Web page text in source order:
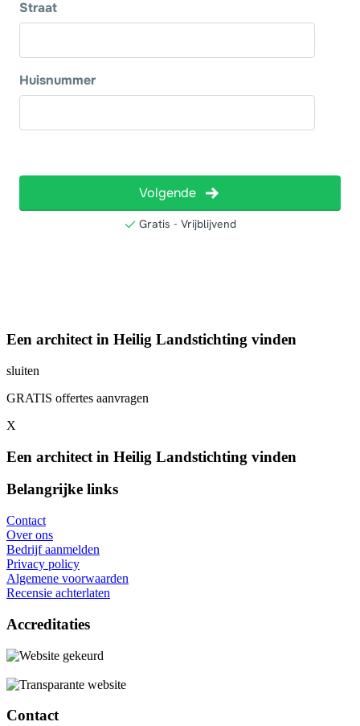
Een architect in Heilig Landstichting vinden
sluiten
GRATIS offertes aanvragen
X
Een architect in Heilig Landstichting vinden
Belangrijke links
Contact
Over ons
Bedrijf aanmelden
Privacy policy
Algemene voorwaarden
Recensie achterlaten
Accreditaties
Contact